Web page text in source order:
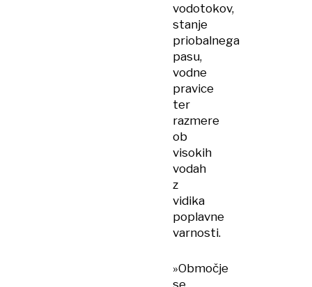
vodotokov,
stanje
priobalnega
pasu,
vodne
pravice
ter
razmere
ob
visokih
vodah
z
vidika
poplavne
varnosti.
»Območje
se